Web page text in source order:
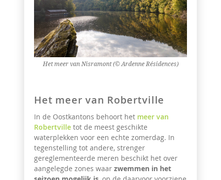
Het meer van Nisramont (© Ardenne Résidences)
Het meer van Robertville
In de Oostkantons behoort het meer van
Robertville tot de meest geschikte
waterplekken voor een echte zomerdag. In
tegenstelling tot andere, strenger
gereglementeerde meren beschikt het over
aangelegde zones waar zwemmen in het